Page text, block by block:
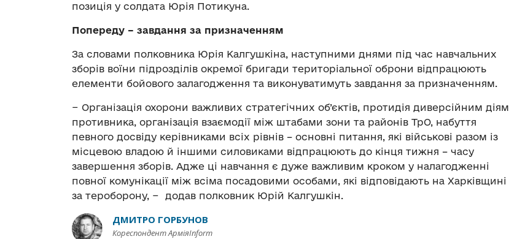
позиція у солдата Юрія Потикуна.
Попереду – завдання за призначенням
За словами полковника Юрія Калгушкіна, наступними днями під час навчальних
зборів воїни підрозділів окремої бригади територіальної оброни відпрацюють
елементи бойового залагодження та виконуватимуть завдання за призначенням.
− Організація охорони важливих стратегічних об’єктів, протидія диверсійним діям
противника, організація взаємодії між штабами зони та районів ТрО, набуття
певного досвіду керівниками всіх рівнів – основні питання, які військові разом із
місцевою владою й іншими силовиками відпрацюють до кінця тижня – часу
завершення зборів. Адже ці навчання є дуже важливим кроком у налагодженні
повної комунікації між всіма посадовими особами, які відповідають на Харківщині
за тероборону, − додав полковник Юрій Калгушкін.
ДМИТРО ГОРБУНОВ
Кореспондент АрміяInform